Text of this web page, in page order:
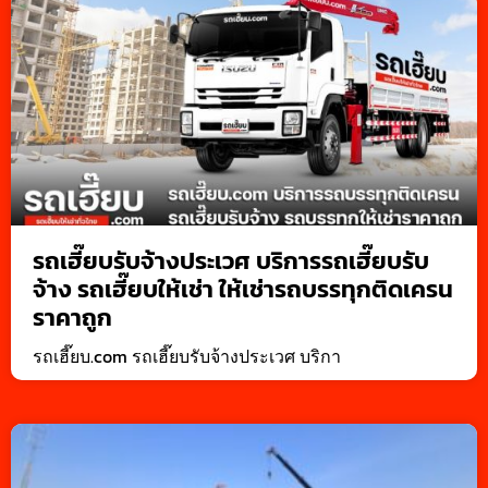
รถเฮี๊ยบรับจ้างประเวศ บริการรถเฮี๊ยบรับ
จ้าง รถเฮี๊ยบให้เช่า ให้เช่ารถบรรทุกติดเครน
ราคาถูก
รถเฮี๊ยบ.com รถเฮี๊ยบรับจ้างประเวศ บริกา